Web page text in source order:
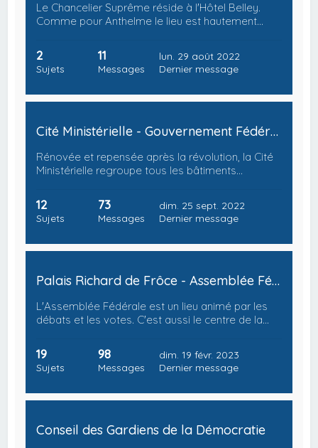
Le Chancelier Suprême réside à l'Hôtel Belley.
Comme pour Anthelme le lieu est hautement…
2
Sujets
11
Messages
lun. 29 août 2022
Dernier message
Cité Ministérielle - Gouvernement Fédéral
Rénovée et repensée après la révolution, la Cité
Ministérielle regroupe tous les bâtiments…
12
Sujets
73
Messages
dim. 25 sept. 2022
Dernier message
Palais Richard de Frôce - Assemblée Fédérale
L'Assemblée Fédérale est un lieu animé par les
débats et les votes. C'est aussi le centre de la…
19
Sujets
98
Messages
dim. 19 févr. 2023
Dernier message
Conseil des Gardiens de la Démocratie